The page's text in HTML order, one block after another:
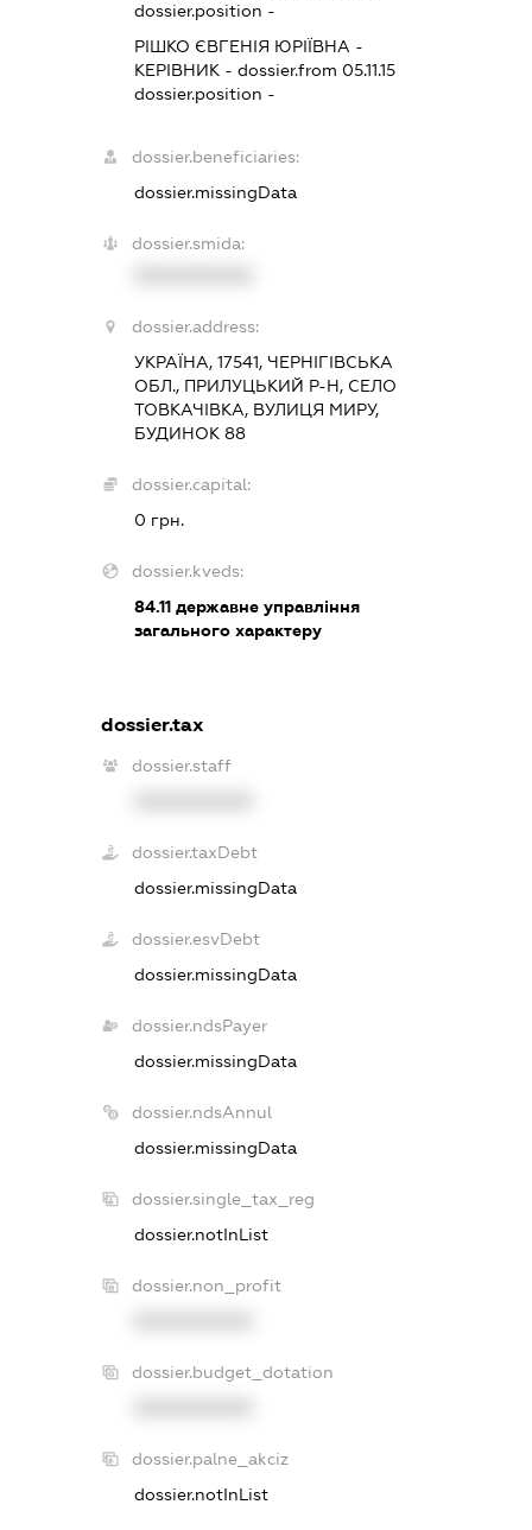
dossier.position -
РІШКО ЄВГЕНІЯ ЮРІЇВНА -
КЕРІВНИК - dossier.from 05.11.15
dossier.position -
dossier.beneficiaries:
dossier.missingData
dossier.smida:
dossier.address:
УКРАЇНА, 17541, ЧЕРНІГІВСЬКА
ОБЛ., ПРИЛУЦЬКИЙ Р-Н, СЕЛО
ТОВКАЧІВКА, ВУЛИЦЯ МИРУ,
БУДИНОК 88
dossier.capital:
0 грн.
dossier.kveds:
84.11 державне управління
загального характеру
dossier.tax
dossier.staff
dossier.taxDebt
dossier.missingData
dossier.esvDebt
dossier.missingData
dossier.ndsPayer
dossier.missingData
dossier.ndsAnnul
dossier.missingData
dossier.single_tax_reg
dossier.notInList
dossier.non_profit
dossier.budget_dotation
dossier.palne_akciz
dossier.notInList